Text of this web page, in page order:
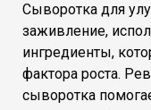
Сыворотка для
заживление,
ингредиенты,
фактора роста.
сыворотка